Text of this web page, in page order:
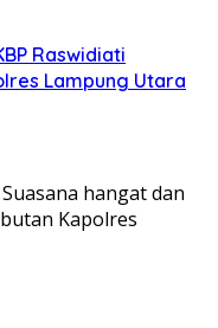
Raswidiati
Lampung Utara
hangat dan
Kapolres